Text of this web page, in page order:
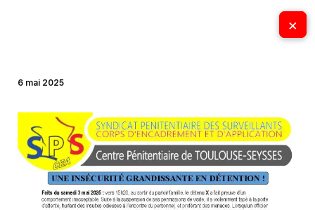
×
6 mai 2025
×